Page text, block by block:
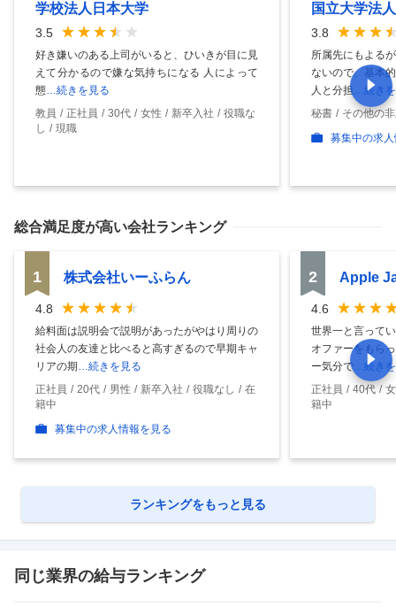
学校法人日本大学
3.5
好き嫌いのある上司がいると、ひいきが目に見
えて分かるので嫌な気持ちになる 人によって
態 …続きを見る
教員
正社員 30代 女性 新卒入社
役職な
し
現職
国立大学法
3.8
所属先にもよる
ないので、基本
人と分担
…続き
秘書
その他の
募集中の求
総合満足度が高い会社ランキング
1 株式会社いーふらん
4.8
給料面は説明会で説明があったがやはり周りの
社会人の友達と比べると高すぎるので早期キャ
リアの期 …続きを見る
正社員
20代 男性 新卒入社 役職なし
在
籍中
募集中の求人情報を見る
2 Apple
4.6
世界一と言って
オファーをもら
ー気分で …続き
正社員
40代
籍中
ランキングをもっと見る
同じ業界の給与ランキング